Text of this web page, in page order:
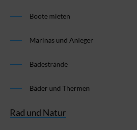
Boote mieten
Marinas und Anleger
Badestrände
Bäder und Thermen
Rad und Natur